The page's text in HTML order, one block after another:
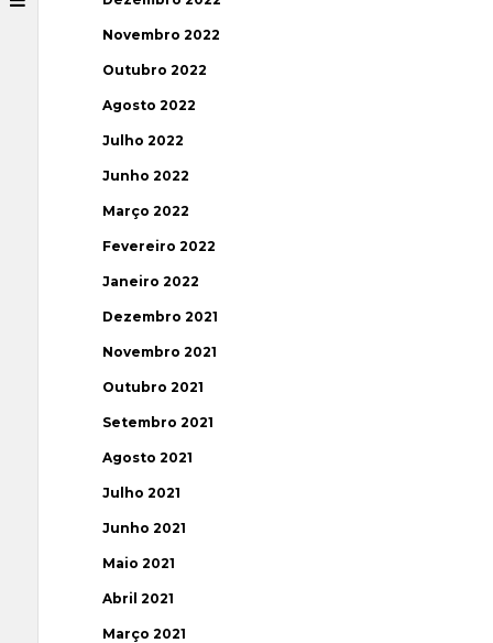
Novembro 2022
Outubro 2022
Agosto 2022
Julho 2022
Junho 2022
Março 2022
Fevereiro 2022
Janeiro 2022
Dezembro 2021
Novembro 2021
Outubro 2021
Setembro 2021
Agosto 2021
Julho 2021
Junho 2021
Maio 2021
Abril 2021
Março 2021